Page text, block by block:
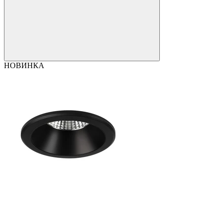
НОВИНКА